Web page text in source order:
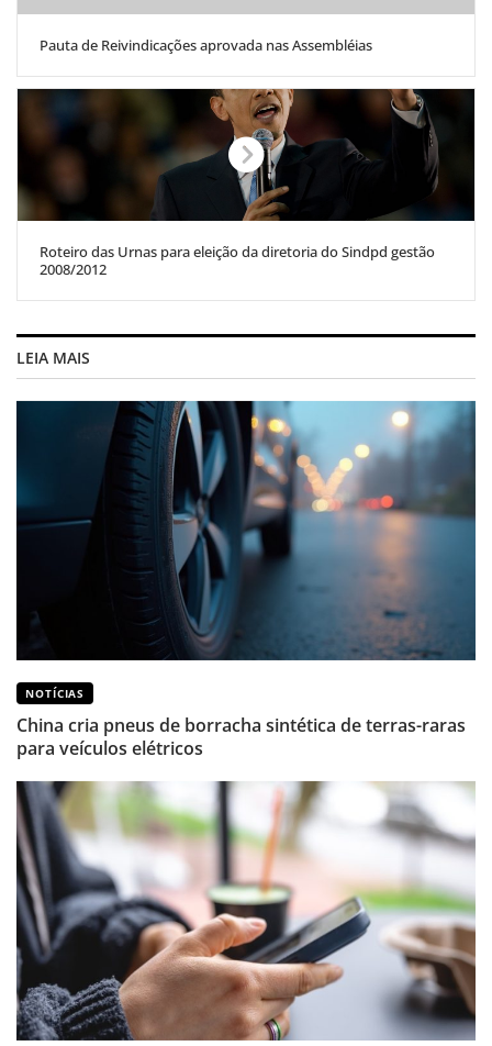
Pauta de Reivindicações aprovada nas Assembléias
Roteiro das Urnas para eleição da diretoria do Sindpd gestão
2008/2012
LEIA MAIS
NOTÍCIAS
China cria pneus de borracha sintética de terras-raras
para veículos elétricos